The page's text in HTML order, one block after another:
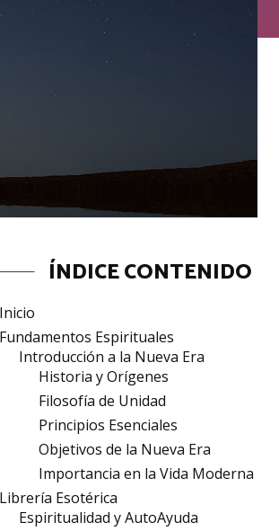
ÍNDICE CONTENIDO
Inicio
Fundamentos Espirituales
Introducción a la Nueva Era
Historia y Orígenes
Filosofía de Unidad
Principios Esenciales
Objetivos de la Nueva Era
Importancia en la Vida Moderna
Librería Esotérica
Espiritualidad y AutoAyuda